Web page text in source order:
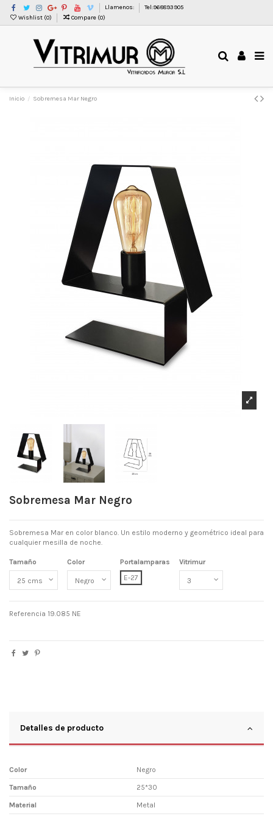
Llamenos:
Tel:968893905
Wishlist (0) Compare (0)
Inicio Sobremesa Mar Negro
Sobremesa Mar Negro
Sobremesa Mar en color blanco. Un estilo moderno y geométrico ideal para
cualquier mesilla de noche.
Tamaño Color
Portalamparas
E-27
Vitrimur
Referencia 19.085 NE
Detalles de producto
Color Negro
Tamaño 25*30
Material Metal